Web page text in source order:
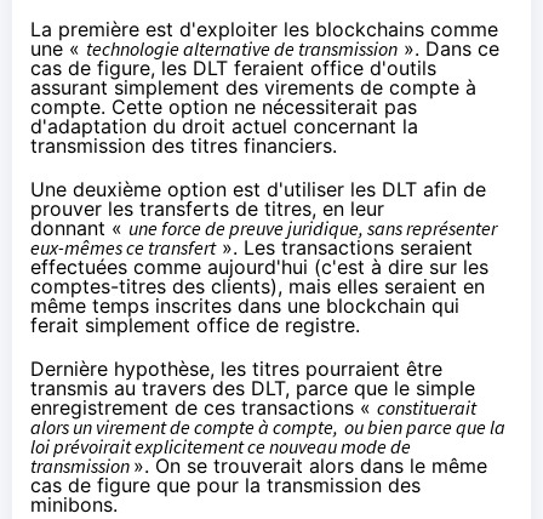
La première est d'exploiter les blockchains comme
une « technologie alternative de transmission ». Dans ce
cas de figure, les DLT feraient office d'outils
assurant simplement des virements de compte à
compte. Cette option ne nécessiterait pas
d'adaptation du droit actuel concernant la
transmission des titres financiers.
Une deuxième option est d'utiliser les DLT afin de
prouver les transferts de titres, en leur
donnant « une force de preuve juridique, sans représenter
eux-mêmes ce transfert». Les transactions seraient
effectuées comme aujourd'hui (c'est à dire sur les
comptes-titres des clients), mais elles seraient en
même temps inscrites dans une blockchain qui
ferait simplement office de registre.
Dernière hypothèse, les titres pourraient être
transmis au travers des DLT, parce que le simple
enregistrement de ces transactions « constituerait
alors un virement de compte à compte, ou bien parce que la
loi prévoirait explicitement ce nouveau mode de
transmission ». On se trouverait alors dans le même
cas de figure que pour la transmission des
minibons.